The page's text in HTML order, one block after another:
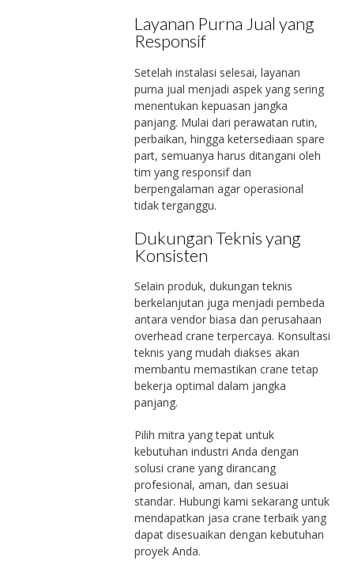
Layanan Purna Jual yang
Responsif
Setelah instalasi selesai, layanan
purna jual menjadi aspek yang sering
menentukan kepuasan jangka
panjang. Mulai dari perawatan rutin,
perbaikan, hingga ketersediaan spare
part, semuanya harus ditangani oleh
tim yang responsif dan
berpengalaman agar operasional
tidak terganggu.
Dukungan Teknis yang
Konsisten
Selain produk, dukungan teknis
berkelanjutan juga menjadi pembeda
antara vendor biasa dan perusahaan
overhead crane terpercaya. Konsultasi
teknis yang mudah diakses akan
membantu memastikan crane tetap
bekerja optimal dalam jangka
panjang.
Pilih mitra yang tepat untuk
kebutuhan industri Anda dengan
solusi crane yang dirancang
profesional, aman, dan sesuai
standar. Hubungi kami sekarang untuk
mendapatkan jasa crane terbaik yang
dapat disesuaikan dengan kebutuhan
proyek Anda.